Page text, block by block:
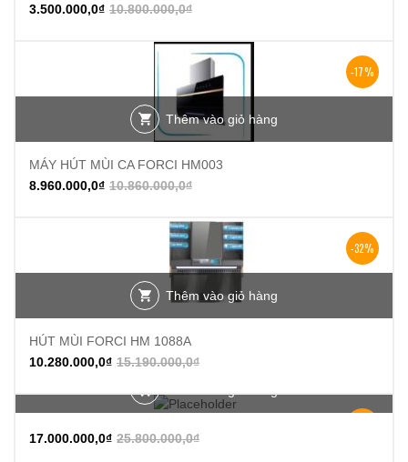
10.800.000,0₫
3.500.000,0₫
-17%
Thêm vào giỏ hàng
MÁY HÚT MÙI CA FORCI HM003
10.860.000,0₫
8.960.000,0₫
-32%
Thêm vào giỏ hàng
HÚT MÙI FORCI HM 1088A
15.190.000,0₫
10.280.000,0₫
25.800.000,0₫
17.000.000,0₫